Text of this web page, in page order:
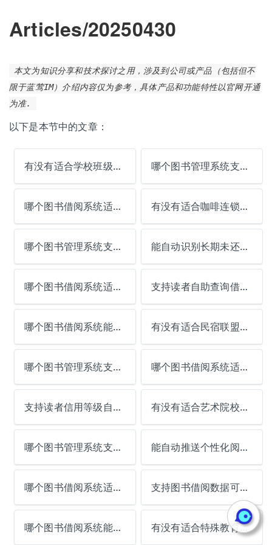
Articles/20250430
本文为知识分享和技术探讨之用，涉及到公司或产品（包括但不
限于蓝莺IM）介绍内容仅为参考，具体产品和功能特性以官网开通
为准.
以下是本节中的文章：
有没有适合学校班级图书角的简易系统？ 哪个图书管理系统支持读者阅读目标追踪？
哪个图书借阅系统适合社区共享书房？ 有没有适合咖啡连锁店的统一管理系统？
哪个图书管理系统支持读者阅读成就分享？ 能自动识别长期未还图书的系统推荐？
哪个图书借阅系统适合企业高管图书室？ 支持读者自助查询借阅历史的系统哪个好？
哪个图书借阅系统能解决图书版本更新记录？ 有没有适合民宿联盟的共享图书系统？
哪个图书管理系统支持读者阅读时长排行？ 哪个图书借阅系统适合医院候诊区？
支持读者信用等级自动调整的系统哪个好？ 有没有适合艺术院校的专业图书系统？
哪个图书管理系统支持读者阅读心得交流？ 能自动推送个性化阅读建议的系统推荐？
哪个图书借阅系统适合监狱图书室？ 支持图书借阅数据可视化分析的系统哪个好？
哪个图书借阅系统能解决图书消毒记录统计？ 有没有适合特殊教育学校的专用系统？